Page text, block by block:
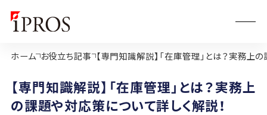
ホーム お役立ち記事 【専門知識解説】「在庫管理」とは？実務上
【専門知識解説】「在庫管理」とは？実務上
の課題や対応策について詳しく解説！